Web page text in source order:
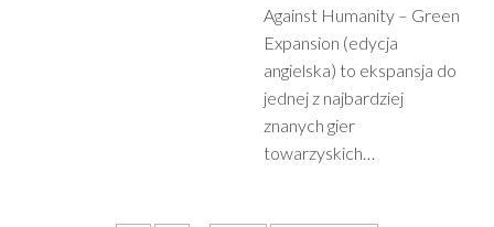
Against Humanity – Green
Expansion (edycja
angielska) to ekspansja do
jednej z najbardziej
znanych gier
towarzyskich…